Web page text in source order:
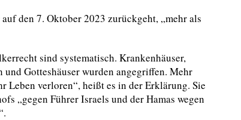
den 7. Oktober 2023 zurückgeht, „mehr als
sind systematisch. Krankenhäuser,
Gotteshäuser wurden angegriffen. Mehr
Leben verloren“, heißt es in der Erklärung. Sie
„gegen Führer Israels und der Hamas wegen